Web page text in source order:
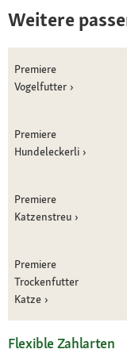
Weitere
Premiere
Vogelfutter
Premiere
Hundeleckerli
Premiere
Katzenstreu
Premiere
Trockenfutter
Katze
Flexible Zahlarten